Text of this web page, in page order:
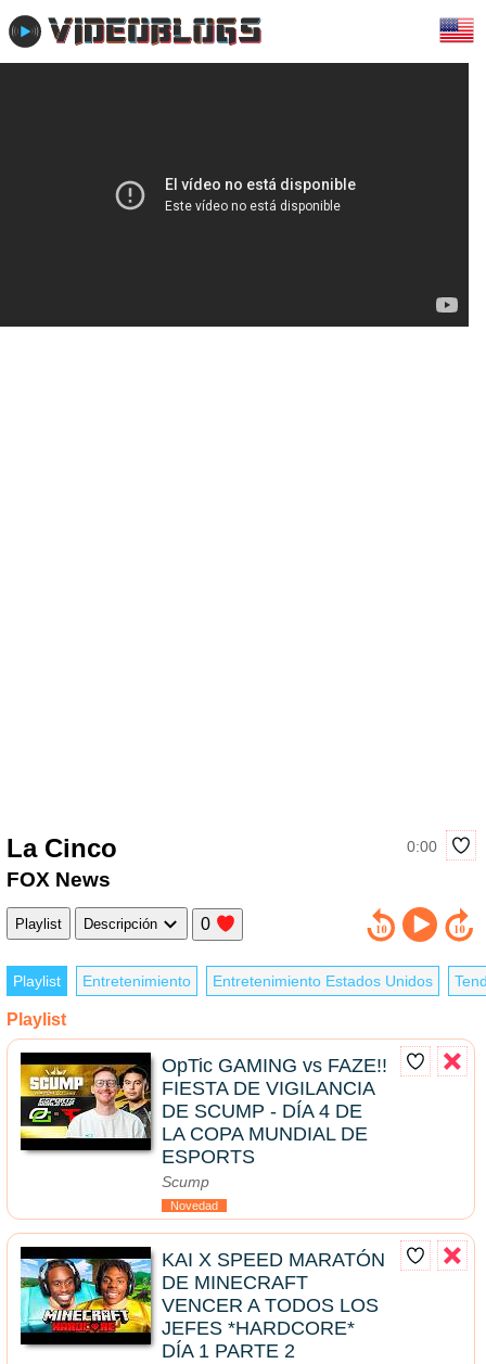
La Cinco 0:00
FOX News
Playlist Descripción 0
Playlist Entretenimiento Entretenimiento Estados Unidos
Playlist
OpTic GAMING vs FAZE!!
FIESTA DE VIGILANCIA
DE SCUMP - DÍA 4 DE
LA COPA MUNDIAL DE
ESPORTS
Scump
Novedad
KAI X SPEED MARATÓN
DE MINECRAFT
VENCER A TODOS LOS
JEFES *HARDCORE*
DÍA 1 PARTE 2